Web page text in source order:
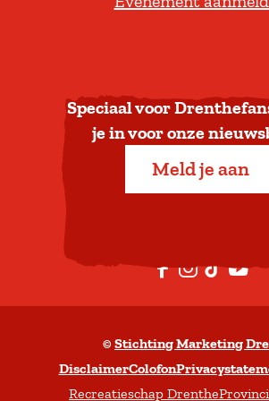
a
a
b
n
Speciaal voor
je in voor onze
Meld je aan
F
a
e
b
I
n
t
a
T
i
T
o
Y
o
t
u
© Stichting Marketing
DisclaimerColofon
Recreatieschap Drenthe